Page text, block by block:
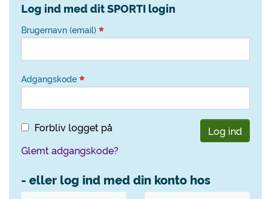
Log ind med dit SPORTI login
Brugernavn (email)
Adgangskode
Forbliv logget på
Log ind
Glemt adgangskode?
- eller log ind med din konto hos